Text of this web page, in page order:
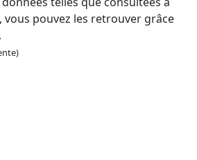
pouvez les retrouver grâce